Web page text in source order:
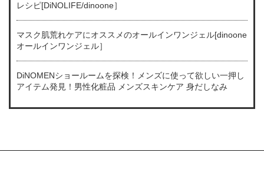
レシピ[DiNOLIFE/dinoone］
マスク肌荒れケアにオススメのオールインワンジェル[dinoone
オールインワンジェル］
DiNOMENショールームを探検！メンズに使って欲しい一押し
アイテム発見！男性化粧品 メンズスキンケア 身だしなみ